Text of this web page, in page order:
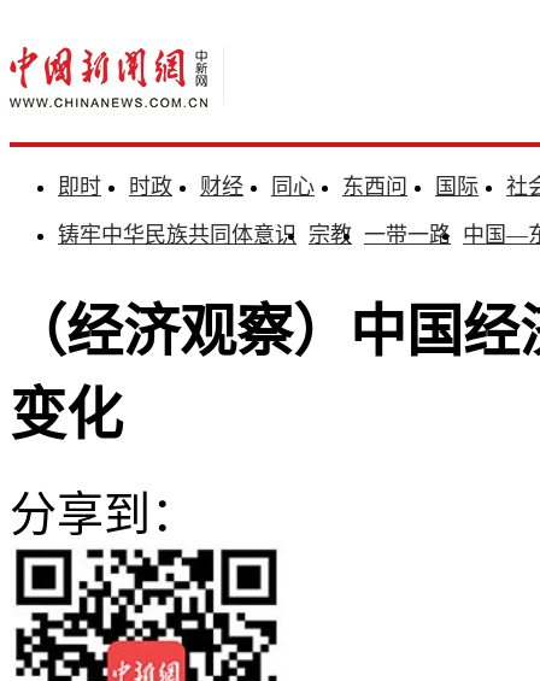
即时 时政 财经 同心 东西问 国际
社
铸牢中华民族共同体意识 宗教 一带一路 中国—
（经济观察）中国
变化
分享到：